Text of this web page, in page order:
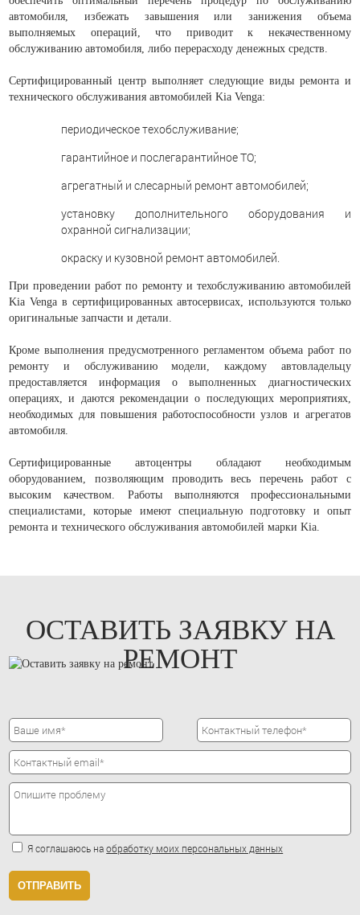
автомобиля, избежать завышения или занижения объема
выполняемых операций, что приводит к некачественному
обслуживанию автомобиля, либо перерасходу денежных средств.
Сертифицированный центр выполняет следующие виды ремонта и
технического обслуживания автомобилей Kia Venga:
периодическое техобслуживание;
гарантийное и послегарантийное ТО;
агрегатный и слесарный ремонт автомобилей;
установку дополнительного оборудования и
охранной сигнализации;
окраску и кузовной ремонт автомобилей.
При проведении работ по ремонту и техобслуживанию автомобилей
Kia Venga в сертифицированных автосервисах, используются только
оригинальные запчасти и детали.
Кроме выполнения предусмотренного регламентом объема работ по
ремонту и обслуживанию модели, каждому автовладельцу
предоставляется информация о выполненных диагностических
операциях, и даются рекомендации о последующих мероприятиях,
необходимых для повышения работоспособности узлов и агрегатов
автомобиля.
Сертифицированные автоцентры обладают необходимым
оборудованием, позволяющим проводить весь перечень работ с
высоким качеством. Работы выполняются профессиональными
специалистами, которые имеют специальную подготовку и опыт
ремонта и технического обслуживания автомобилей марки Kia.
ОСТАВИТЬ ЗАЯВКУ НА
РЕМОНТ
Я соглашаюсь наобработку моих персональных данных
ОТПРАВИТЬ